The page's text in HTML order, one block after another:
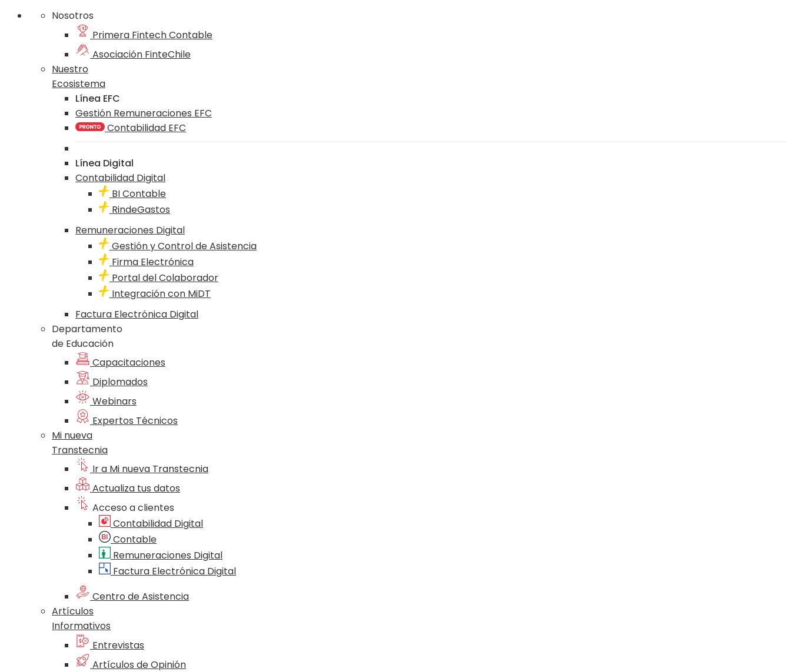
Nosotros
Primera Fintech Contable
Asociación FinteChile
Nuestro
Ecosistema
Línea EFC
Gestión Remuneraciones EFC
Contabilidad EFC
Línea Digital
Contabilidad Digital
BI Contable
RindeGastos
Remuneraciones Digital
Gestión y Control de Asistencia
Firma Electrónica
Portal del Colaborador
Integración con MiDT
Factura Electrónica Digital
Departamento
de Educación
Capacitaciones
Diplomados
Webinars
Expertos Técnicos
Mi nueva
Transtecnia
Ir a Mi nueva Transtecnia
Actualiza tus datos
Acceso a clientes
Contabilidad Digital
Contable
Remuneraciones Digital
Factura Electrónica Digital
Centro de Asistencia
Artículos
Informativos
Entrevistas
Artículos de Opinión